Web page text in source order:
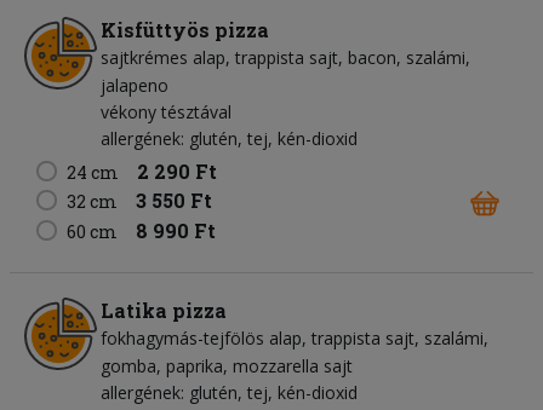
Kisfüttyös pizza
sajtkrémes alap trappista sajt bacon szalámi
jalapeno
vékony tésztával
allergének: glutén, tej, kén-dioxid
24 cm
2 290 Ft
32 cm 3 550 Ft
60 cm 8 990 Ft
Latika pizza
fokhagymás-tejfölös alap trappista sajt szalámi
gomba paprika mozzarella sajt
allergének: glutén, tej, kén-dioxid